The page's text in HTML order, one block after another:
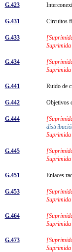
G.423
G.431 Circuitos
G.433
Suprimida
G.434
Suprimida
G.441 Ruido de
G.442 Objetivos
G.444
Suprimida
G.445
Suprimida
G.451 Enlaces
G.453
Suprimida
G.464
Suprimida
G.473